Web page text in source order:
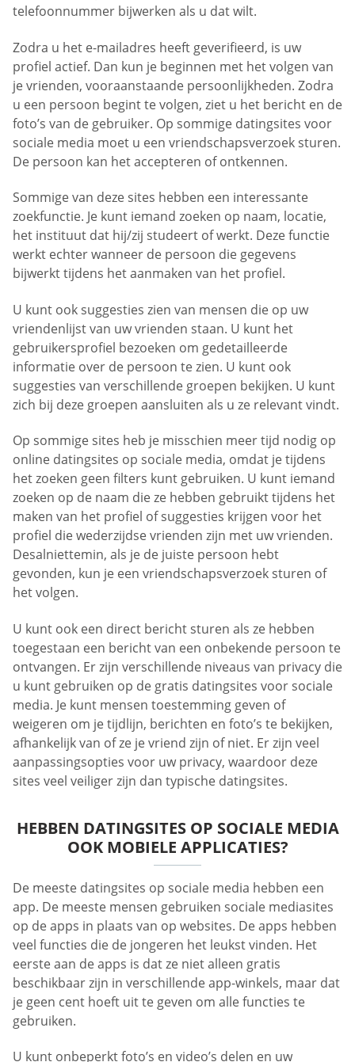
telefoonnummer bijwerken als u dat wilt.
Zodra u het e-mailadres heeft geverifieerd, is uw
profiel actief. Dan kun je beginnen met het volgen van
je vrienden, vooraanstaande persoonlijkheden. Zodra
u een persoon begint te volgen, ziet u het bericht en de
foto’s van de gebruiker. Op sommige datingsites voor
sociale media moet u een vriendschapsverzoek sturen.
De persoon kan het accepteren of ontkennen.
Sommige van deze sites hebben een interessante
zoekfunctie. Je kunt iemand zoeken op naam, locatie,
het instituut dat hij/zij studeert of werkt. Deze functie
werkt echter wanneer de persoon die gegevens
bijwerkt tijdens het aanmaken van het profiel.
U kunt ook suggesties zien van mensen die op uw
vriendenlijst van uw vrienden staan. U kunt het
gebruikersprofiel bezoeken om gedetailleerde
informatie over de persoon te zien. U kunt ook
suggesties van verschillende groepen bekijken. U kunt
zich bij deze groepen aansluiten als u ze relevant vindt.
Op sommige sites heb je misschien meer tijd nodig op
online datingsites op sociale media, omdat je tijdens
het zoeken geen filters kunt gebruiken. U kunt iemand
zoeken op de naam die ze hebben gebruikt tijdens het
maken van het profiel of suggesties krijgen voor het
profiel die wederzijdse vrienden zijn met uw vrienden.
Desalniettemin, als je de juiste persoon hebt
gevonden, kun je een vriendschapsverzoek sturen of
het volgen.
U kunt ook een direct bericht sturen als ze hebben
toegestaan een bericht van een onbekende persoon te
ontvangen. Er zijn verschillende niveaus van privacy die
u kunt gebruiken op de gratis datingsites voor sociale
media. Je kunt mensen toestemming geven of
weigeren om je tijdlijn, berichten en foto’s te bekijken,
afhankelijk van of ze je vriend zijn of niet. Er zijn veel
aanpassingsopties voor uw privacy, waardoor deze
sites veel veiliger zijn dan typische datingsites.
HEBBEN DATINGSITES OP SOCIALE MEDIA
OOK MOBIELE APPLICATIES?
De meeste datingsites op sociale media hebben een
app. De meeste mensen gebruiken sociale mediasites
op de apps in plaats van op websites. De apps hebben
veel functies die de jongeren het leukst vinden. Het
eerste aan de apps is dat ze niet alleen gratis
beschikbaar zijn in verschillende app-winkels, maar dat
je geen cent hoeft uit te geven om alle functies te
gebruiken.
U kunt onbeperkt foto’s en video’s delen en uw